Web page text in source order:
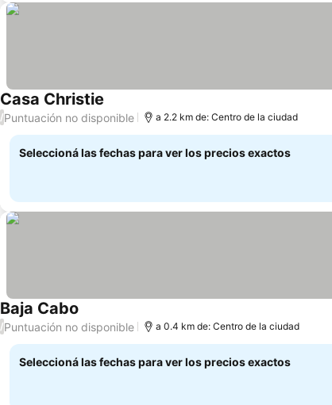
Casa Christie Ver precios
/Puntuación no disponible a 2.2 km de: Centro de la ciudad
Seleccioná las fechas para ver los precios exactos
Baja Cabo
/Puntuación no disponible a 0.4 km de: Centro de la ciudad
Seleccioná las fechas para ver los precios exactos